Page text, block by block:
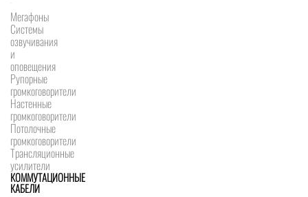
Мегафоны
Системы
озвучивания
и
оповещения
Рупорные
громкоговорители
Настенные
громкоговорители
Потолочные
громкоговорители
Трансляционные
усилители
КОММУТАЦИОННЫЕ
КАБЕЛИ